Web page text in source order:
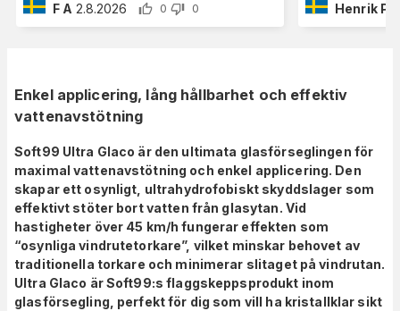
F A 2.8.2026 0 0
Henrik P
Enkel applicering, lång hållbarhet och effektiv
vattenavstötning
Soft99 Ultra Glaco är den ultimata glasförseglingen för
maximal vattenavstötning och enkel applicering. Den
skapar ett osynligt, ultrahydrofobiskt skyddslager som
effektivt stöter bort vatten från glasytan. Vid
hastigheter över 45 km/h fungerar effekten som
“osynliga vindrutetorkare”, vilket minskar behovet av
traditionella torkare och minimerar slitaget på vindrutan.
Ultra Glaco är Soft99:s flaggskeppsprodukt inom
glasförsegling, perfekt för dig som vill ha kristallklar sikt